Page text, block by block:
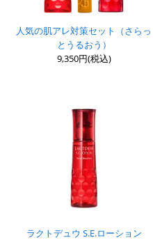
人気の肌アレ対策セット（さらっ
とうるおう）
9,350円(税込)
ラクトデュウ S.E.ローション